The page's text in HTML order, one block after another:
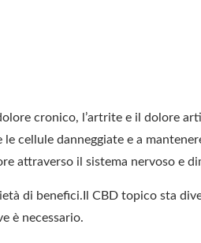
cronico, l’artrite e il dolore
cellule danneggiate e a
attraverso il sistema nervoso e
di benefici.Il CBD topico sta
è necessario.